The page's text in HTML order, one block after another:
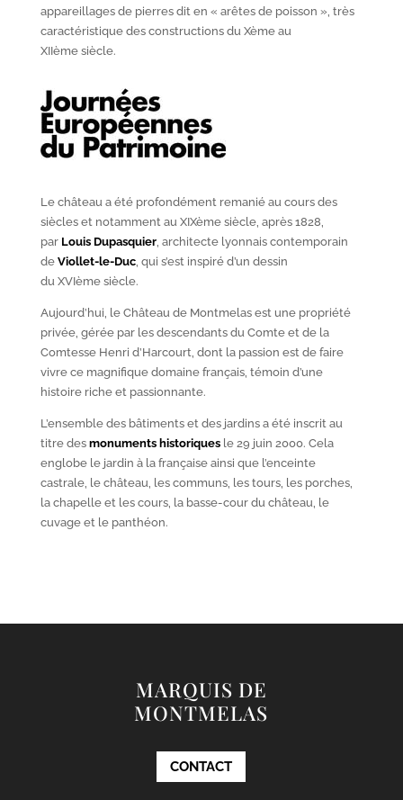
appareillages de pierres dit en « arêtes de poisson », très
caractéristique des constructions du Xèmeau
XIIèmesiècle.
Le château a été profondément remanié au cours des
siècles et notamment au XIXèmesiècle, après 1828,
par Louis Dupasquier, architecte lyonnais contemporain
de Viollet-le-Duc, qui s’est inspiré d’un dessin
du XVIèmesiècle.
Aujourd’hui, le Château de Montmelas est une propriété
privée, gérée par les descendants du Comte et de la
Comtesse Henri d’Harcourt, dont la passion est de faire
vivre ce magnifique domaine français, témoin d’une
histoire riche et passionnante.
L’ensemble des bâtiments et des jardins a été inscrit au
titre des monuments historiquesle 29 juin 2000. Cela
englobe le jardin à la française ainsi que l’enceinte
castrale, le château, les communs, les tours, les porches,
la chapelle et les cours, la basse-cour du château, le
cuvage et le panthéon.
MARQUIS DE
MONTMELAS
CONTACT